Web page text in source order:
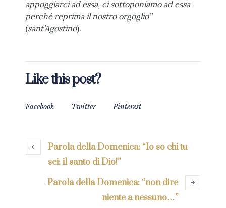
appoggiarci ad essa, ci sottoponiamo ad essa
perché reprima il nostro orgoglio”
(sant’Agostino).
Like this post?
Facebook Twitter Pinterest
Parola della Domenica: “Io so chi tu
sei: il santo di Dio!”
Parola della Domenica: “non dire
niente a nessuno…”